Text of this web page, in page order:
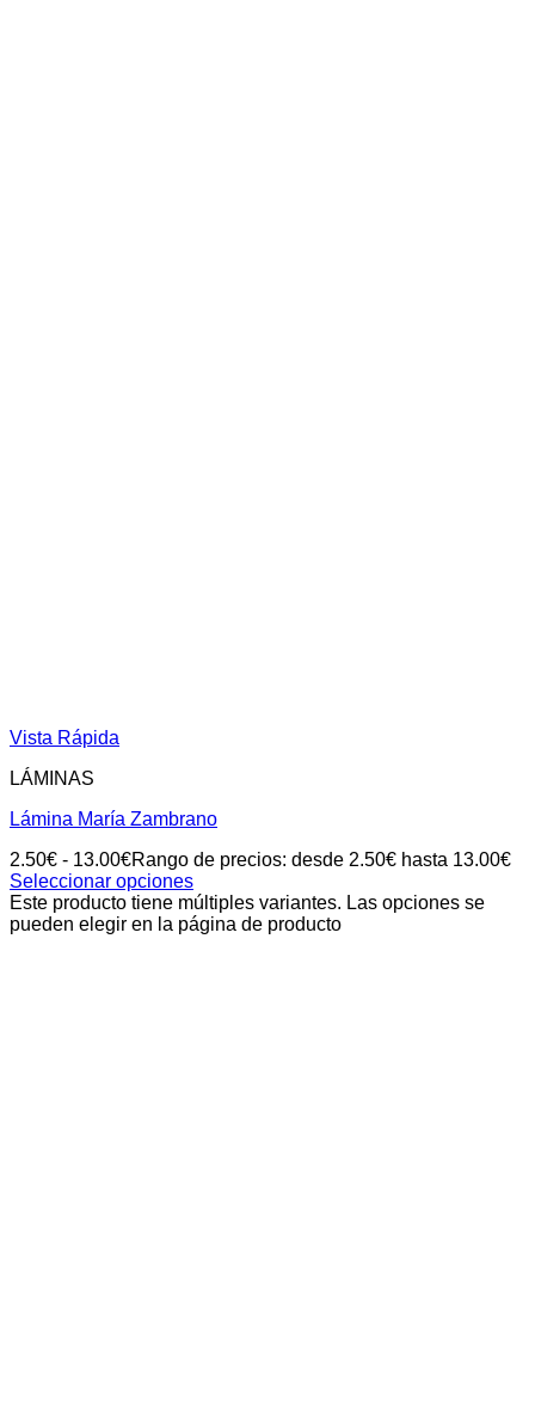
Vista Rápida
LÁMINAS
Lámina María Zambrano
2.50€ - 13.00€Rango de precios: desde 2.50€ hasta 13.00€
Seleccionar opciones
Este producto tiene múltiples variantes. Las opciones se
pueden elegir en la página de producto